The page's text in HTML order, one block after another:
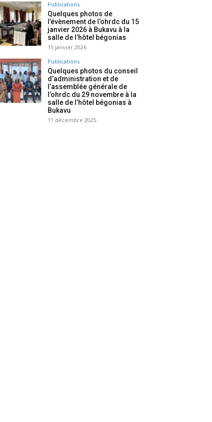
Publications
Quelques photos de
l’évènement de l’ohrdc du 15
janvier 2026 à Bukavu à la
salle de l’hôtel bégonias
15 janvier 2026
Publications
Quelques photos du conseil
d’administration et de
l’assemblée générale de
l’ohrdc du 29 novembre à la
salle de l’hôtel bégonias à
Bukavu
11 décembre 2025